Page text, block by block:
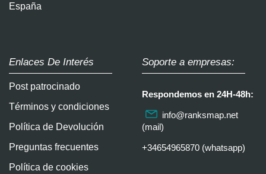
España
Enlaces De Interés
Post patrocinado
Términos y condiciones
Política de Devolución
Preguntas frecuentes
Política de cookies
Soporte a empresas:
Respondemos en 24H-48h:
info@ranksmap.net
(mail)
+34654965870 (whatsapp)